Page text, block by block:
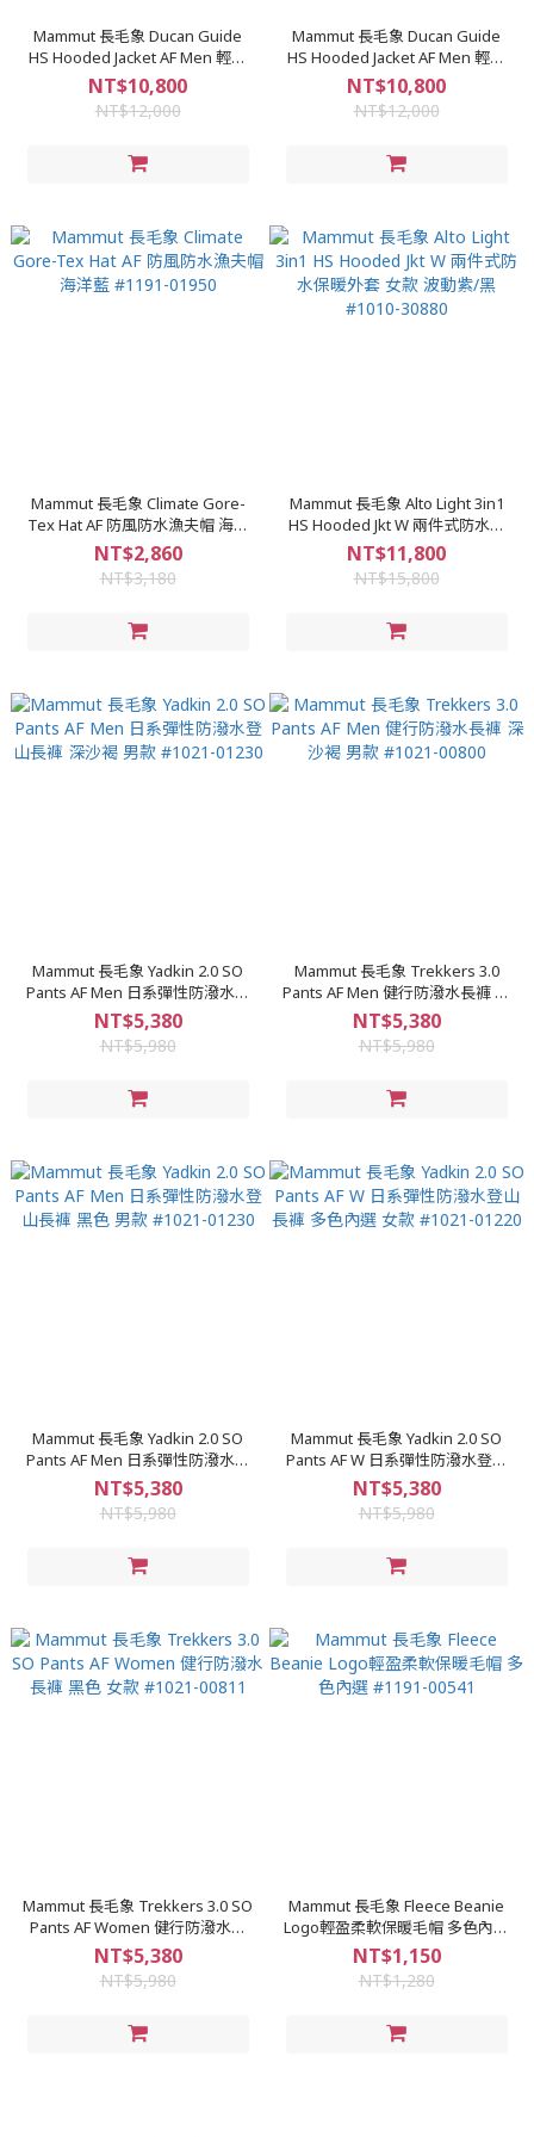
Mammut 長毛象 Ducan Guide
HS Hooded Jacket AF Men 輕量
防水連帽外套 男款 鼠尾草銀綠
#1010-31930
NT$10,800
NT$12,000
Mammut 長毛象 Ducan Guide
HS Hooded Jacket AF Men 輕量
防水連帽外套 男款 黑色 #1010-
31930
NT$10,800
NT$12,000
Mammut 長毛象 Climate Gore-
Tex Hat AF 防風防水漁夫帽 海洋
藍 #1191-01950
NT$2,860
NT$3,180
Mammut 長毛象 Alto Light 3in1
HS Hooded Jkt W 兩件式防水保
暖外套 女款 波動紫/黑 #1010-
30880
NT$11,800
NT$15,800
Mammut 長毛象 Yadkin 2.0 SO
Pants AF Men 日系彈性防潑水登
山長褲 深沙褐 男款 #1021-01230
NT$5,380
NT$5,980
Mammut 長毛象 Trekkers 3.0
Pants AF Men 健行防潑水長褲 深
沙褐 男款 #1021-00800
NT$5,380
NT$5,980
Mammut 長毛象 Yadkin 2.0 SO
Pants AF Men 日系彈性防潑水登
山長褲 黑色 男款 #1021-01230
NT$5,380
NT$5,980
Mammut 長毛象 Yadkin 2.0 SO
Pants AF W 日系彈性防潑水登山
長褲 多色內選 女款 #1021-01220
NT$5,380
NT$5,980
Mammut 長毛象 Trekkers 3.0 SO
Pants AF Women 健行防潑水長
褲 黑色 女款 #1021-00811
NT$5,380
NT$5,980
Mammut 長毛象 Fleece Beanie
Logo輕盈柔軟保暖毛帽 多色內選
#1191-00541
NT$1,150
NT$1,280